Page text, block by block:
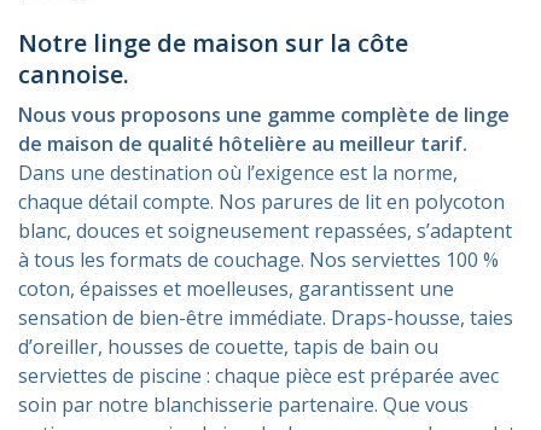
Notre linge de maison sur la côte
cannoise.
Nous vous proposons une gamme complète de linge
de maison de qualité hôtelière au meilleur tarif.
Dans une destination où l’exigence est la norme,
chaque détail compte. Nos parures de lit en polycoton
blanc, douces et soigneusement repassées, s’adaptent
à tous les formats de couchage. Nos serviettes 100 %
coton, épaisses et moelleuses, garantissent une
sensation de bien-être immédiate. Draps-housse, taies
d’oreiller, housses de couette, tapis de bain ou
serviettes de piscine : chaque pièce est préparée avec
soin par notre blanchisserie partenaire. Que vous